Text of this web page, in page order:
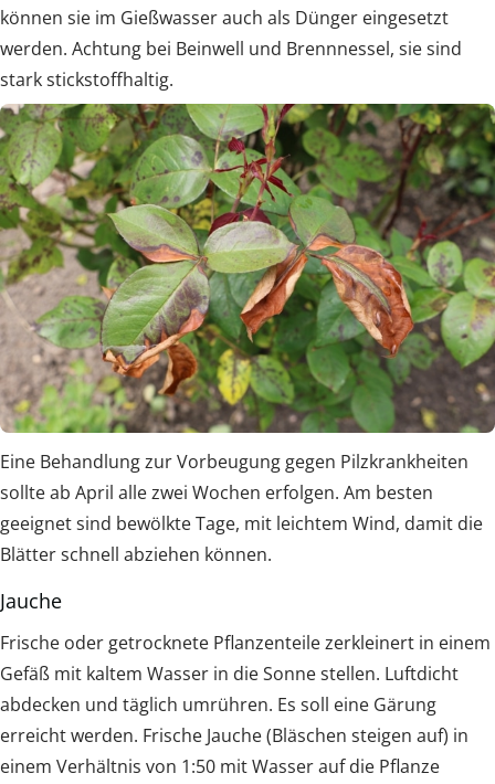
können sie im Gießwasser auch als Dünger eingesetzt
werden. Achtung bei Beinwell und Brennnessel, sie sind
stark stickstoffhaltig.
Eine Behandlung zur Vorbeugung gegen Pilzkrankheiten
sollte ab April alle zwei Wochen erfolgen. Am besten
geeignet sind bewölkte Tage, mit leichtem Wind, damit die
Blätter schnell abziehen können.
Jauche
Frische oder getrocknete Pflanzenteile zerkleinert in einem
Gefäß mit kaltem Wasser in die Sonne stellen. Luftdicht
abdecken und täglich umrühren. Es soll eine Gärung
erreicht werden. Frische Jauche (Bläschen steigen auf) in
einem Verhältnis von 1:50 mit Wasser auf die Pflanze